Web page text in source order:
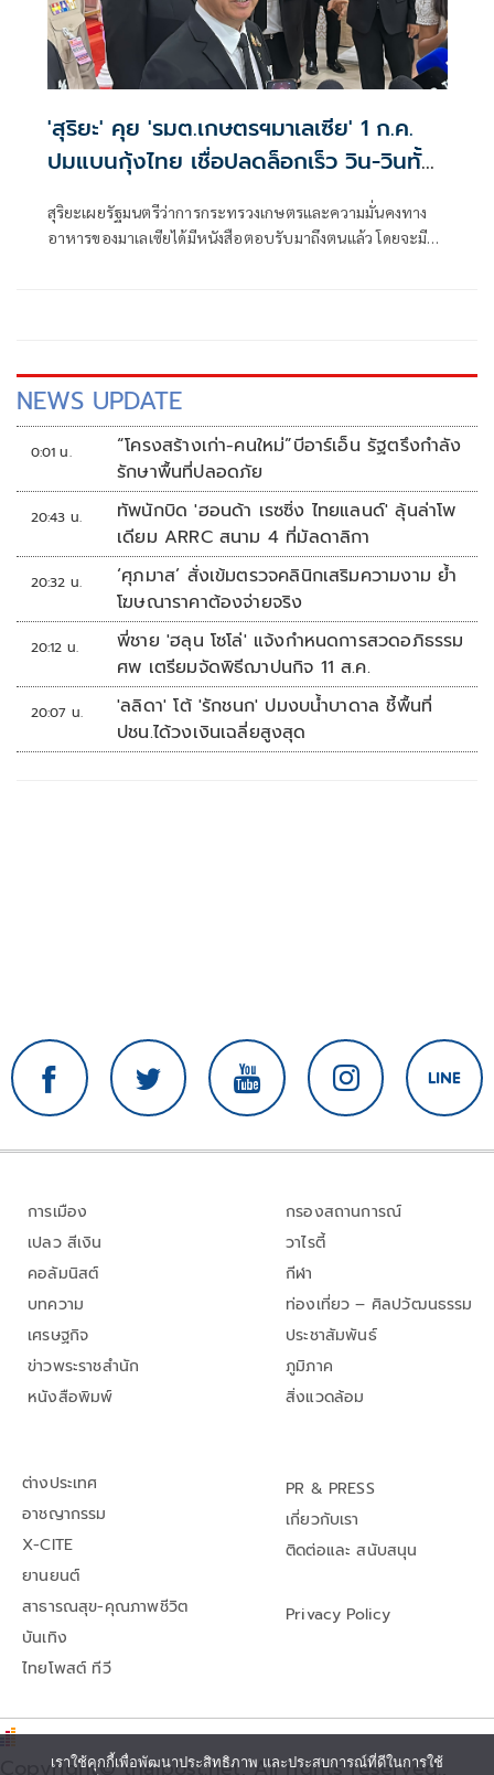
'สุริยะ' คุย 'รมต.เกษตรฯมาเลเซีย' 1 ก.ค.
ปมแบนกุ้งไทย เชื่อปลดล็อกเร็ว วิน-วินทั้ง
สุริยะเผยรัฐมนตรีว่าการกระทรวงเกษตรและความมั่นคงทาง
อาหารของมาเลเซียได้มีหนังสือตอบรับมาถึงตนแล้ว โดยจะมี
NEWS UPDATE
0:01 น.
“โครงสร้างเก่า-คนใหม่”บีอาร์เอ็น รัฐตรึงกำลัง
รักษาพื้นที่ปลอดภัย
20:43 น.
ทัพนักบิด 'ฮอนด้า เรซซิ่ง ไทยแลนด์' ลุ้นล่าโพ
เดียม ARRC สนาม 4 ที่มัลดาลิกา
20:32 น.
‘ศุภมาส’ สั่งเข้มตรวจคลินิกเสริมความงาม ย้ำ
โฆษณาราคาต้องจ่ายจริง
20:12 น.
พี่ชาย 'ฮลุน โซโล่' แจ้งกำหนดการสวดอภิธรรม
ศพ เตรียมจัดพิธีฌาปนกิจ 11 ส.ค.
20:07 น.
'ลลิดา' โต้ 'รักชนก' ปมงบน้ำบาดาล ชี้พื้นที่
ปชน.ได้วงเงินเฉลี่ยสูงสุด
การเมือง
เปลว สีเงิน
คอลัมนิสต์
บทความ
เศรษฐกิจ
ข่าวพระราชสำนัก
หนังสือพิมพ์
กรองสถานการณ์
วาไรตี้
กีฬา
ท่องเที่ยว – ศิลปวัฒนธรรม
ประชาสัมพันธ์
ภูมิภาค
สิ่งแวดล้อม
ต่างประเทศ
อาชญากรรม
X-CITE
ยานยนต์
สาธารณสุข-คุณภาพชีวิต
บันเทิง
ไทยโพสต์ ทีวี
PR & PRESS
เกี่ยวกับเรา
ติดต่อและ สนับสนุน
Privacy Policy
Copyright© thaipost.net, All rights reserved.,
เราใช้คุกกี้เพื่อพัฒนาประสิทธิภาพ และประสบการณ์ที่ดีในการใช้